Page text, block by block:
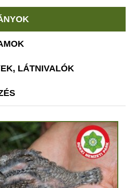
LÁTNIVALÓK